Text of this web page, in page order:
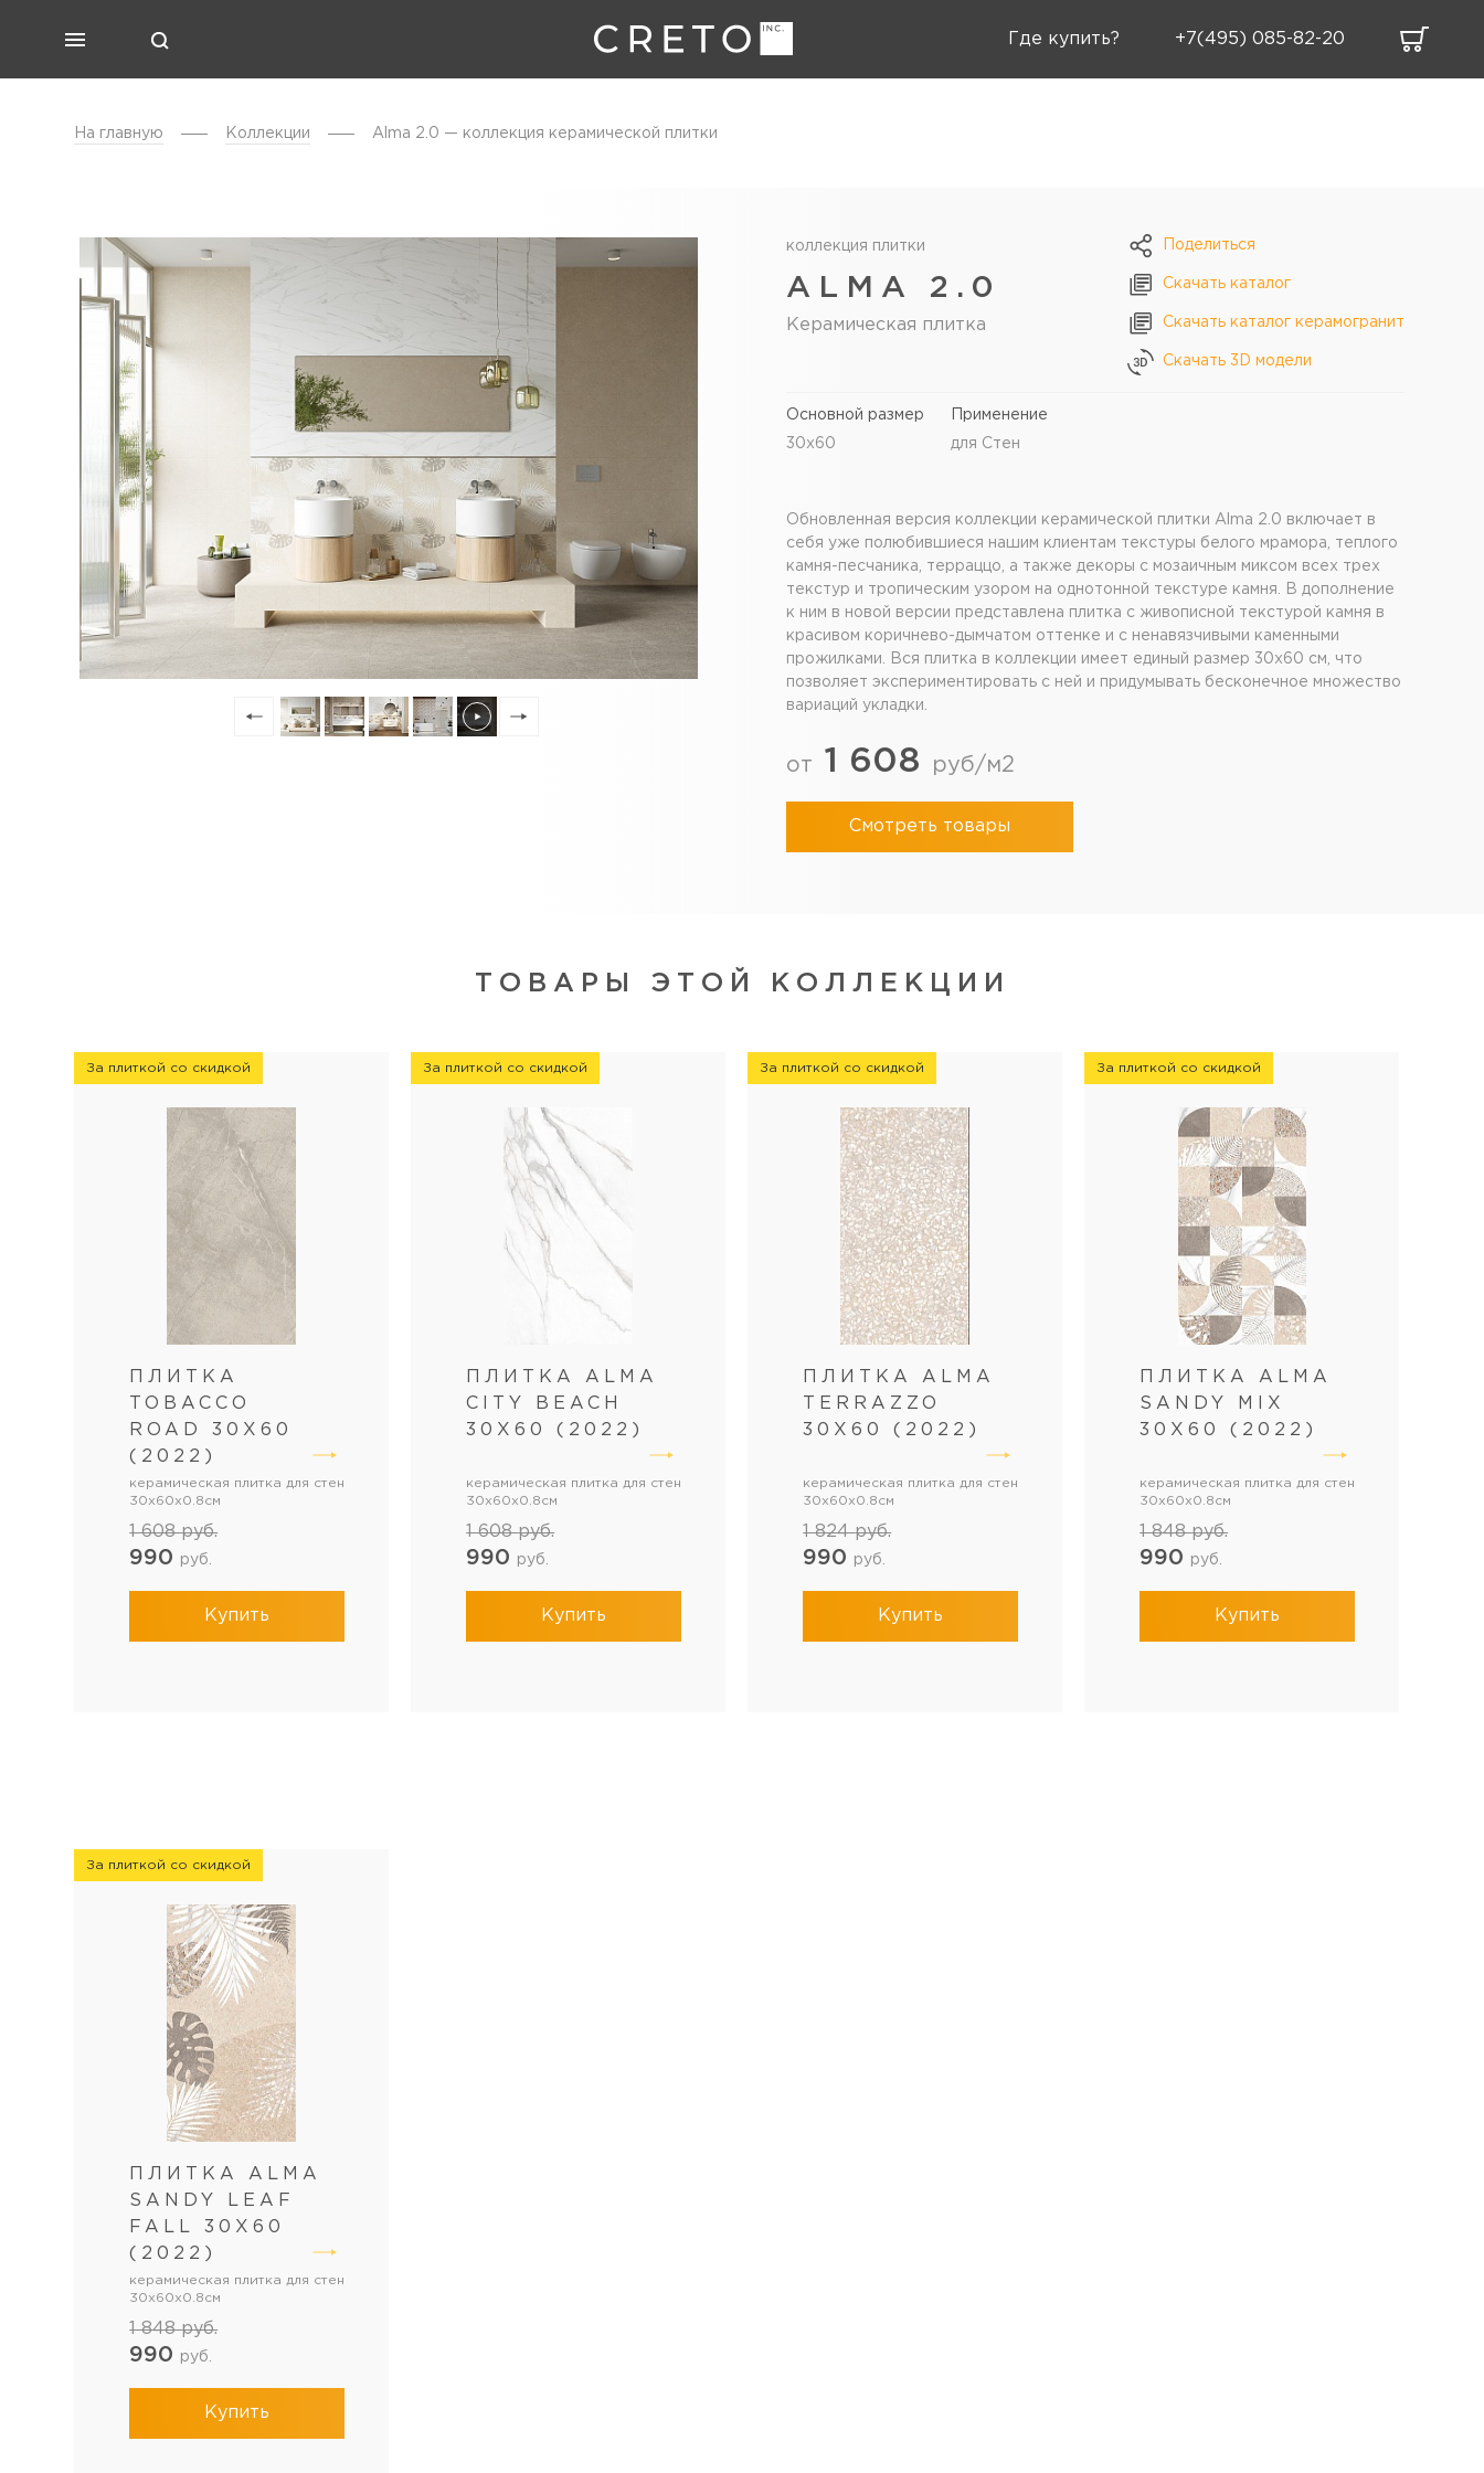
Где купить? +7(495) 085-82-20
На главную Коллекции Alma 2.0 — коллекция керамической плитки
коллекция плитки
ALMA 2.0
Керамическая плитка
Поделиться
Cкачать каталог
Скачать каталог керамогранит
Cкачать 3D модели
Основной размер
30x60
Применение
для Стен
Обновленная версия коллекции керамической плитки Alma 2.0 включает в
себя уже полюбившиеся нашим клиентам текстуры белого мрамора, теплого
камня-песчаника, терраццо, а также декоры с мозаичным миксом всех трех
текстур и тропическим узором на однотонной текстуре камня. В дополнение
к ним в новой версии представлена плитка с живописной текстурой камня в
красивом коричнево-дымчатом оттенке и с ненавязчивыми каменными
прожилками. Вся плитка в коллекции имеет единый размер 30x60 см, что
позволяет экспериментировать с ней и придумывать бесконечное множество
вариаций укладки.
от 1 608 руб/м2
Смотреть товары
ТОВАРЫ ЭТОЙ КОЛЛЕКЦИИ
За плиткой со скидкой
ПЛИТКА
TOBACCO
ROAD 30X60
(2022)
керамическая плитка для стен
30x60x0.8см
1 608руб.
990 руб.
Купить
За плиткой со скидкой
ПЛИТКА ALMA
CITY BEACH
30X60 (2022)
керамическая плитка для стен
30x60x0.8см
1 608руб.
990 руб.
Купить
За плиткой со скидкой
ПЛИТКА ALMA
TERRAZZO
30X60 (2022)
керамическая плитка для стен
30x60x0.8см
1 824руб.
990 руб.
Купить
За плиткой со скидкой
ПЛИТКА ALMA
SANDY MIX
30X60 (2022)
керамическая плитка для стен
30x60x0.8см
1 848руб.
990 руб.
Купить
За плиткой со скидкой
ПЛИТКА ALMA
SANDY LEAF
FALL 30X60
(2022)
керамическая плитка для стен
30x60x0.8см
1 848руб.
990 руб.
Купить